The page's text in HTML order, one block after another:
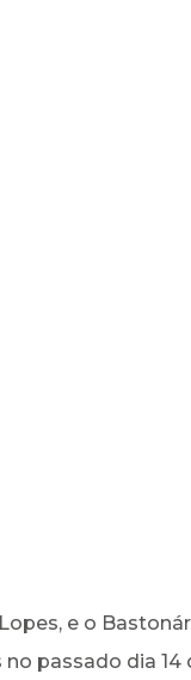
e o
passado dia 14